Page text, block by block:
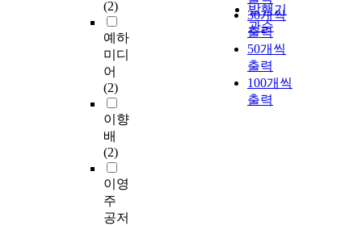
(2)
예하
미디
어
(2)
이향
배
(2)
이영
주
공저
발행기
관순
30개씩
출력
50개씩
출력
100개씩
출력